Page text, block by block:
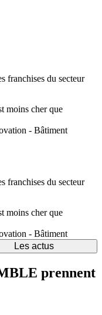
franchises du secteur
moins cher que
- Bâtiment
franchises du secteur
moins cher que
- Bâtiment
Les actus
prennent